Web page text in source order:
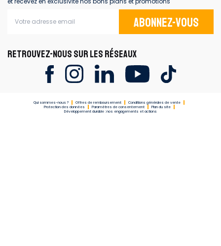
Abonnez-vous
RETROUVEZ-NOUS SUR LES RÉSEAUX
Qui sommes-nous ? Offres de remboursement
Conditions générales de vente
Protection des données
Paramètres de consentement
Plan du site
Développement durable : nos engagements et actions